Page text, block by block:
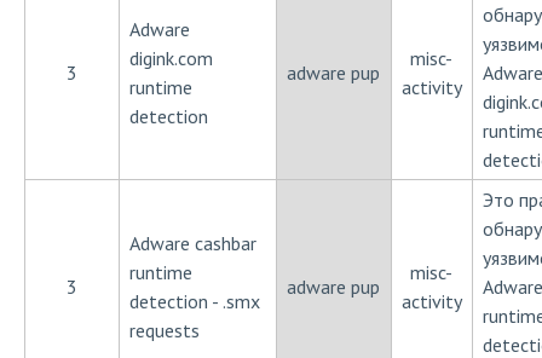
3
Adware
digink.com
runtime
detection
adware pup
misc-
activity
Adware
3
Adware cashbar
runtime
detection - .smx
requests
adware pup
misc-
activity
Это